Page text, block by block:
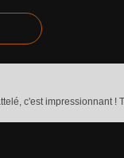
c'est impressionnant !